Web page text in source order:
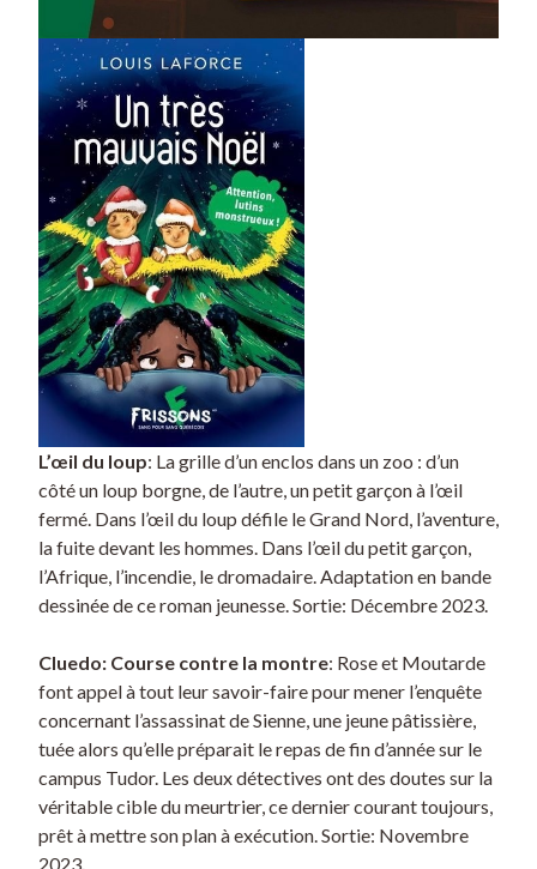
L’œil du loup: La grille d’un enclos dans un zoo : d’un
côté un loup borgne, de l’autre, un petit garçon à l’œil
fermé. Dans l’œil du loup défile le Grand Nord, l’aventure,
la fuite devant les hommes. Dans l’œil du petit garçon,
l’Afrique, l’incendie, le dromadaire. Adaptation en bande
dessinée de ce roman jeunesse. Sortie: Décembre 2023.
Cluedo: Course contre la montre: Rose et Moutarde
font appel à tout leur savoir-faire pour mener l’enquête
concernant l’assassinat de Sienne, une jeune pâtissière,
tuée alors qu’elle préparait le repas de fin d’année sur le
campus Tudor. Les deux détectives ont des doutes sur la
véritable cible du meurtrier, ce dernier courant toujours,
prêt à mettre son plan à exécution. Sortie: Novembre
2023.